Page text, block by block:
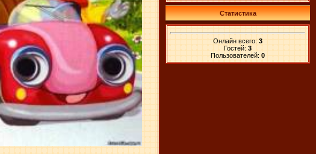
Статистика
Онлайн всего: 3
Гостей: 3
Пользователей: 0